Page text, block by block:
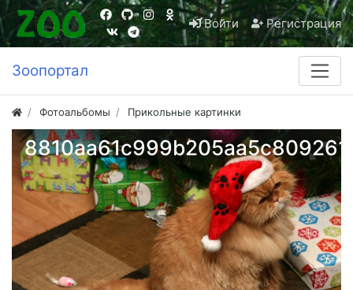
Войти Регистрация
Зоопортал
Фотоальбомы Прикольные картинки